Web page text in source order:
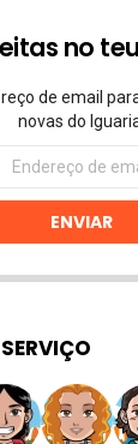
no
de email
novas do
ENVIAR